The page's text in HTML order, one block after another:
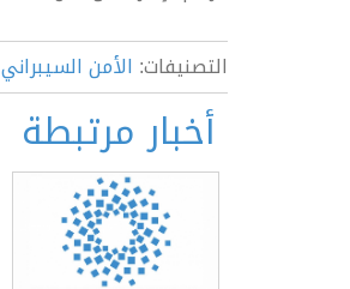
التصنيفات: الأمن السيبراني
أخبار مرتبطة